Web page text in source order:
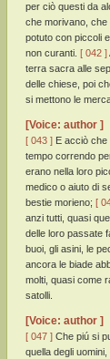
per ciò questi da
che morivano,
potuto con piccoli
non curanti. [ 042 ]
terra sacra alle
delle chiese, poi
si mettono le
[Voice: author ]
[ 043 ] E acciò
tempo correndo
erano nella loro
medico o aiuto di
bestie morieno; [
anzi tutti, quasi
delle loro passate
buoi, gli asini, le
ancora le biade
molti, quasi come
satolli.
[Voice: author ]
[ 047 ] Che piú si
quella degli